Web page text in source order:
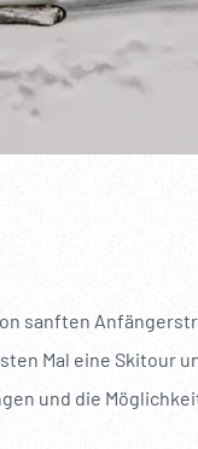
sanften
Mal eine Skitour
und die